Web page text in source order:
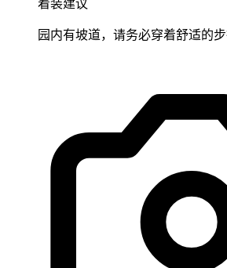
着装建议
园内有坡道，请务必穿着舒适的步